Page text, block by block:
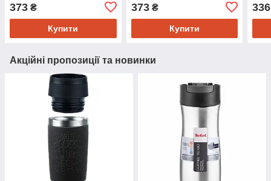
373 ₴
Купити
373₴
Купити
336
Акційні пропозиції та новинки